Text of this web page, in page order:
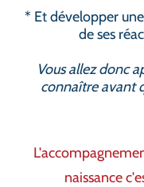
* Et développer
de ses
Vous allez donc
connaître avant
naissance